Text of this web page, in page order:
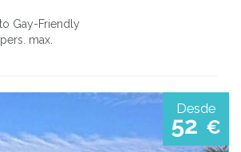
Gay-Friendly
max.
Desde
52 €